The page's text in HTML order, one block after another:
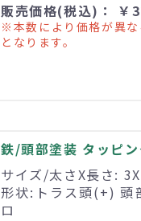
販売価格(税込)： ￥
※本数により価格が異
となります。
鉄/頭部塗装 タッピ
サイズ/太さX長さ:
形状:トラス頭(+) 頭
ロ